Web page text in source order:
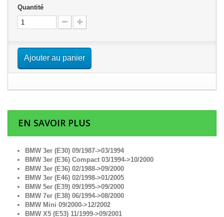
Quantité
Ajouter au panier
EN SAVOIR PLUS
BMW 3er (E30) 09/1987->03/1994
BMW 3er (E36) Compact 03/1994->10/2000
BMW 3er (E36) 02/1988->09/2000
BMW 3er (E46) 02/1998->01/2005
BMW 5er (E39) 09/1995->09/2000
BMW 7er (E38) 06/1994->08/2000
BMW Mini 09/2000->12/2002
BMW X5 (E53) 11/1999->09/2001